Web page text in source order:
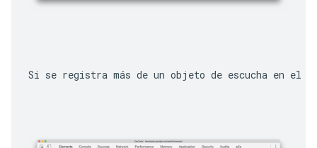
Si se registra más de un objeto de escucha en el